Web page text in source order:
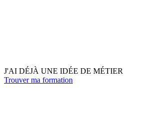
J'AI DÉJÀ UNE IDÉE DE MÉTIER
Trouver ma formation